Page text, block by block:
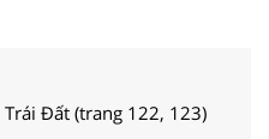
Đất (trang 122, 123)